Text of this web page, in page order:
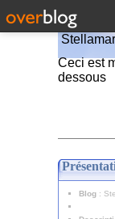
Ceci est
dessous
Blog :